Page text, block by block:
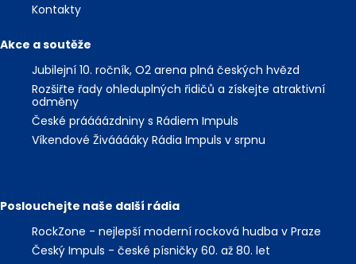
Kontakty
Akce a soutěže
Jubilejní 10. ročník, O2 arena plná českých hvězd
Rozšiřte řady ohleduplných řidičů a získejte atraktivní
odměny
České práááázdniny s Rádiem Impuls
Víkendové Živááááky Rádia Impuls v srpnu
Poslouchejte naše další rádia
RockZone - nejlepší moderní rocková hudba v Praze
Český Impuls - české písničky 60. až 80. let